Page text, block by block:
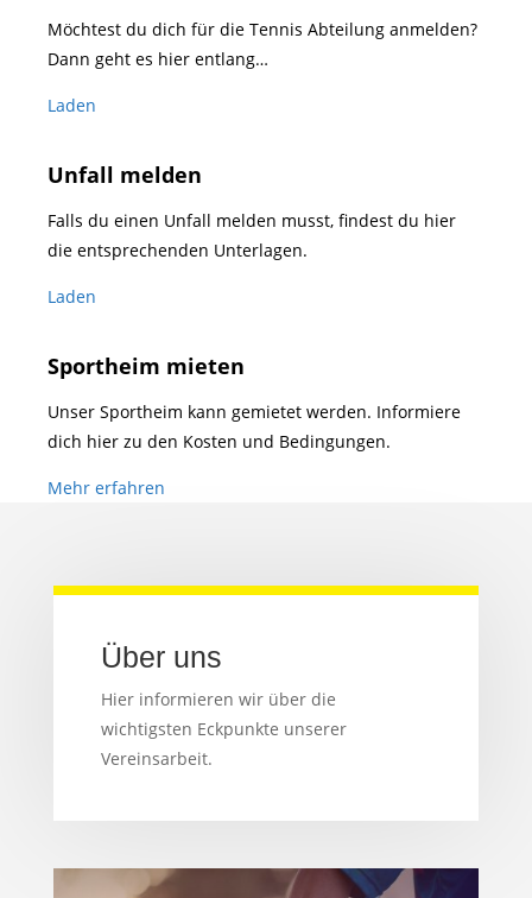
Möchtest du dich für die Tennis Abteilung anmelden?
Dann geht es hier entlang…
Laden
Unfall melden
Falls du einen Unfall melden musst, findest du hier
die entsprechenden Unterlagen.
Laden
Sportheim mieten
Unser Sportheim kann gemietet werden. Informiere
dich hier zu den Kosten und Bedingungen.
Mehr erfahren
Über uns
Hier informieren wir über die
wichtigsten Eckpunkte unserer
Vereinsarbeit.